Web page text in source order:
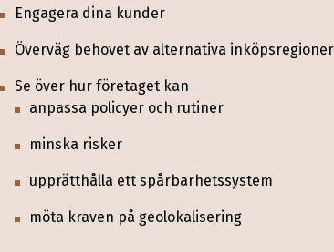
Trä och trävaror:
Massa och papper, med undantag av
Tidningar
Engagera dina kunder
Överväg behovet av alternativa
Se över hur företaget kan
anpassa policyer och rutiner
minska risker
upprätthålla ett spårbarhetssystem
möta kraven på geolokalisering